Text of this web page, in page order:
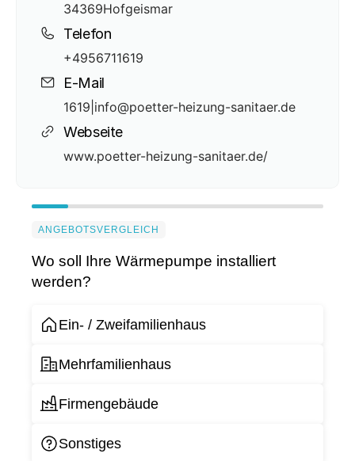
34369Hofgeismar
Telefon
+4956711619
E-Mail
1619|info@poetter-heizung-sanitaer.de
Webseite
www.poetter-heizung-sanitaer.de/
ANGEBOTSVERGLEICH
Wo soll Ihre Wärmepumpe installiert
werden?
Ein- / Zweifamilienhaus
Mehrfamilienhaus
Firmengebäude
Sonstiges